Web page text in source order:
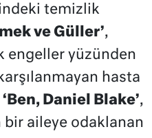
temizlik
ve Güller’,
engeller yüzünden
hasta
‘Ben, Daniel Blake’,
aileye odaklanan